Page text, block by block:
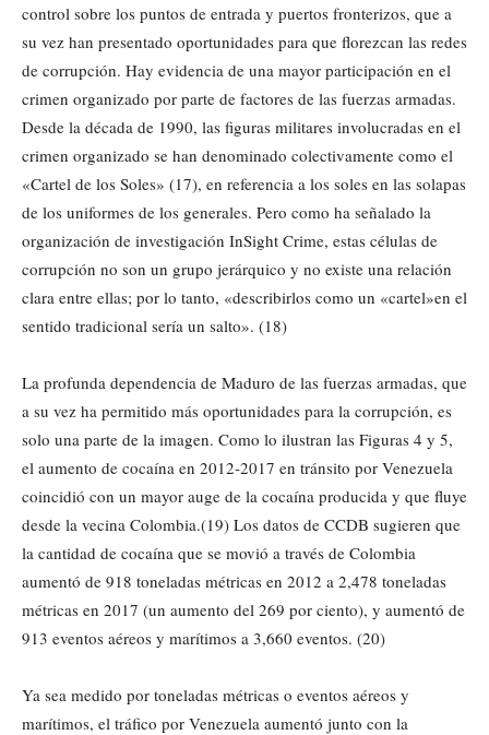
control sobre los puntos de entrada y puertos fronterizos, que a
su vez han presentado oportunidades para que florezcan las redes
de corrupción. Hay evidencia de una mayor participación en el
crimen organizado por parte de factores de las fuerzas armadas.
Desde la década de 1990, las figuras militares involucradas en el
crimen organizado se han denominado colectivamente como el
«Cartel de los Soles» (17), en referencia a los soles en las solapas
de los uniformes de los generales. Pero como ha señalado la
organización de investigación InSight Crime, estas células de
corrupción no son un grupo jerárquico y no existe una relación
clara entre ellas; por lo tanto, «describirlos como un «cartel»en el
sentido tradicional sería un salto». (18)
La profunda dependencia de Maduro de las fuerzas armadas, que
a su vez ha permitido más oportunidades para la corrupción, es
solo una parte de la imagen. Como lo ilustran las Figuras 4 y 5,
el aumento de cocaína en 2012-2017 en tránsito por Venezuela
coincidió con un mayor auge de la cocaína producida y que fluye
desde la vecina Colombia.(19) Los datos de CCDB sugieren que
la cantidad de cocaína que se movió a través de Colombia
aumentó de 918 toneladas métricas en 2012 a 2,478 toneladas
métricas en 2017 (un aumento del 269 por ciento), y aumentó de
913 eventos aéreos y marítimos a 3,660 eventos. (20)
Ya sea medido por toneladas métricas o eventos aéreos y
marítimos, el tráfico por Venezuela aumentó junto con la